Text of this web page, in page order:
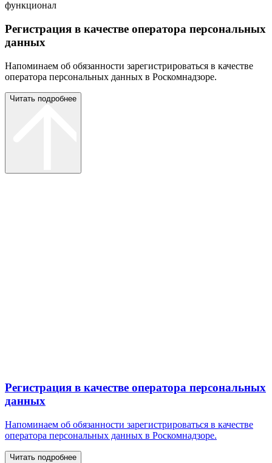
функционал
Регистрация в качестве оператора персональных
данных
Напоминаем об обязанности зарегистрироваться в качестве
оператора персональных данных в Роскомнадзоре.
Читать подробнее
Регистрация в качестве оператора персональных
данных
Напоминаем об обязанности зарегистрироваться в качестве
оператора персональных данных в Роскомнадзоре.
Читать подробнее